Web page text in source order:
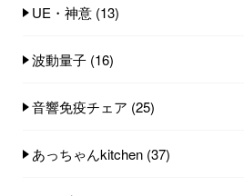
UE・神意 (13)
波動量子 (16)
音響免疫チェア (25)
あっちゃんkitchen (37)